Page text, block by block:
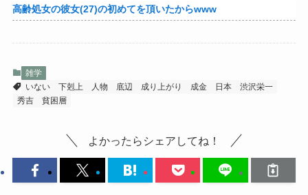
高齢処女の彼女(27)の初めてを頂いたからwww
雑学
いない
下剋上 人物 底辺 成り上がり 成金 日本
渋沢栄一
秀吉
貧困層
よかったらシェアしてね！